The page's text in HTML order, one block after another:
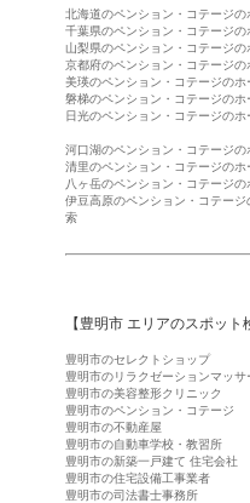
北海道のペンション・コテージ
千葉県のペンション・コテージ
山梨県のペンション・コテージ
京都府のペンション・コテージ
美瑛のペンション・コテージのホ
磐梯のペンション・コテージのホ
日光のペンション・コテージの
河口湖のペンション・コテージ
清里のペンション・コテージのホ
八ヶ岳のペンション・コテージ
伊豆高原のペンション・コテー
索
【豊明市 エリアのスポット
豊明市のセレクトショップ
豊明市のリラクゼーションマッサ
豊明市の美容整形クリニック
豊明市のペンション・コテージ
豊明市の不動産屋
豊明市の自動車学校・教習所
豊明市の新築一戸建て 住宅会社
豊明市の住宅設備工事業者
豊明市の司法書士事務所